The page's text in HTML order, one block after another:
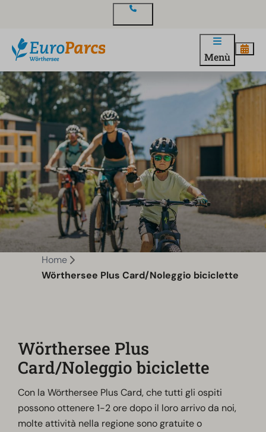
Menù
Home
Wörthersee Plus Card/Noleggio biciclette
Wörthersee Plus
Card/Noleggio biciclette
Con la Wörthersee Plus Card, che tutti gli ospiti
possono ottenere 1-2 ore dopo il loro arrivo da noi,
molte attività nella regione sono gratuite o